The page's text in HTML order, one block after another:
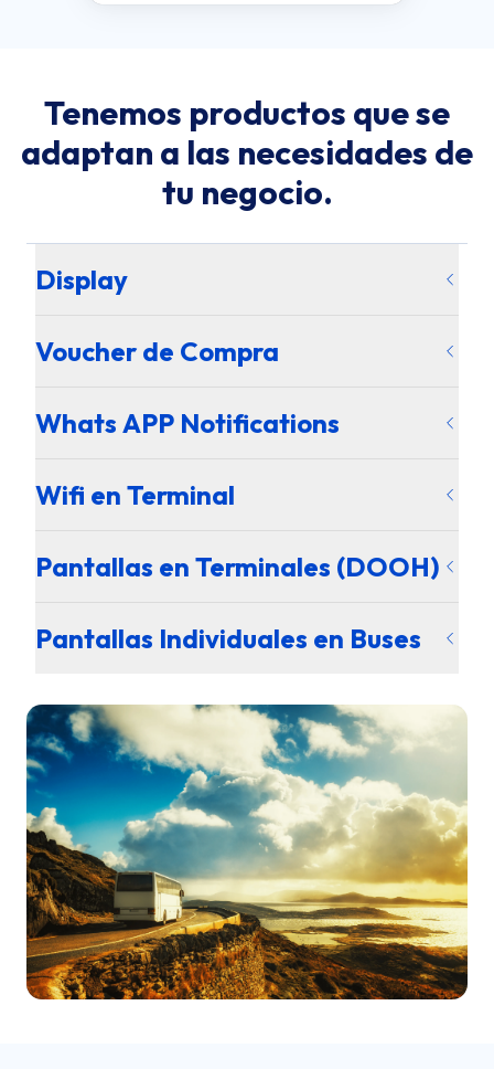
Tenemos productos que se
adaptan a las necesidades de
tu negocio.
Display
Voucher de Compra
Whats APP Notifications
Wifi en Terminal
Pantallas en Terminales (DOOH)
Pantallas Individuales en Buses